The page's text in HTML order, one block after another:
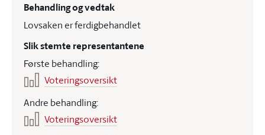
Behandling og vedtak
Lovsaken er ferdigbehandlet
Slik stemte representantene
Første behandling:
Voteringsoversikt
Andre behandling:
Voteringsoversikt